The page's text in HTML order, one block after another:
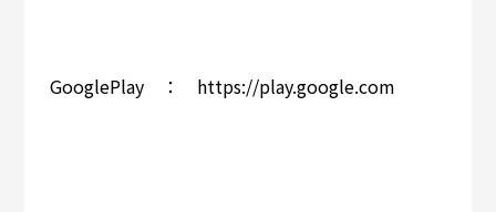
GooglePlay ： https://play.google.com